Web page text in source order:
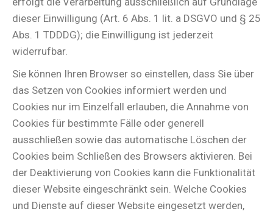
dieser Einwilligung (Art. 6 Abs. 1 lit. a DSGVO und § 25
Abs. 1 TDDDG); die Einwilligung ist jederzeit
widerrufbar.
Sie können Ihren Browser so einstellen, dass Sie über
das Setzen von Cookies informiert werden und
Cookies nur im Einzelfall erlauben, die Annahme von
Cookies für bestimmte Fälle oder generell
ausschließen sowie das automatische Löschen der
Cookies beim Schließen des Browsers aktivieren. Bei
der Deaktivierung von Cookies kann die Funktionalität
dieser Website eingeschränkt sein. Welche Cookies
und Dienste auf dieser Website eingesetzt werden,